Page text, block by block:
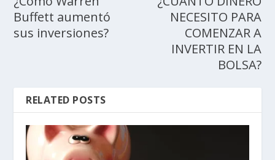
Buffett aumentó
sus inversiones?
NECESITO PARA
COMENZAR A
INVERTIR EN LA
BOLSA?
RELATED POSTS